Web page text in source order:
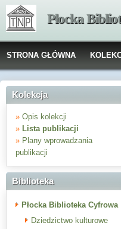
Płocka
STRONA GŁÓWNA
Kolekcja
» Opis kolekcji
» Lista publikacji
» Plany wprowadzania
publikacji
Biblioteka
Płocka Biblioteka Cyfrowa
Dziedzictwo kulturowe